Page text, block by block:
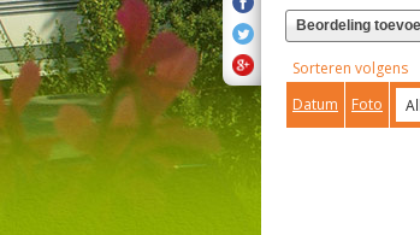
Beordeling
Sorteren volgens
Datum
Foto